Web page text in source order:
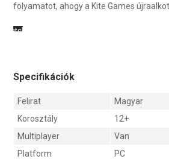
folyamatot, ahogy a Kite Games
Specifikációk
Felirat
Magyar
Korosztály
12+
Multiplayer
Van
Platform
PC